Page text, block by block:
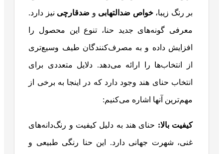
بر رنگ زیبا،خواص ضدالتهابی و ضدقارچی نیز دارد.
معرفی گونه‌های جدید حنا، تنوع این محصول را
افزایش داده و به مصرف‌کنندگان طیف وسیع‌تری
از انتخاب‌ها را ارائه می‌دهد. دلایل متعددی برای
انتخاب حنای هند وجود دارد که در اینجا به برخی از
مهم‌ترین آنها اشاره می‌کنیم:
کیفیت بالا: حنای هند به دلیل کیفیت و رنگ‌دانه‌های
غنی، شهرت جهانی دارد. این حنا رنگی طبیعی و